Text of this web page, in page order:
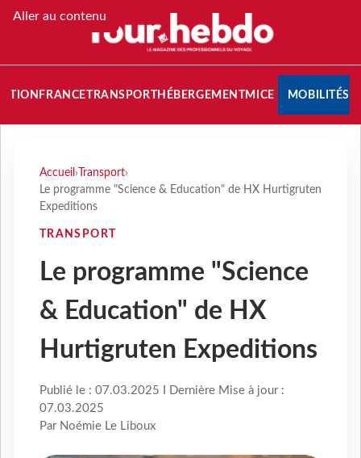
Aller au contenu
FRANCETRANSPORT HÉBERGEMENTMICE MOBILITÉS
Accueil › Transport›
Le programme "Science & Education" de HX Hurtigruten
Expeditions
TRANSPORT
Le programme "Science
& Education" de HX
Hurtigruten Expeditions
Publié le : 07.03.2025 I Dernière Mise à jour :
07.03.2025
Par Noémie Le Liboux